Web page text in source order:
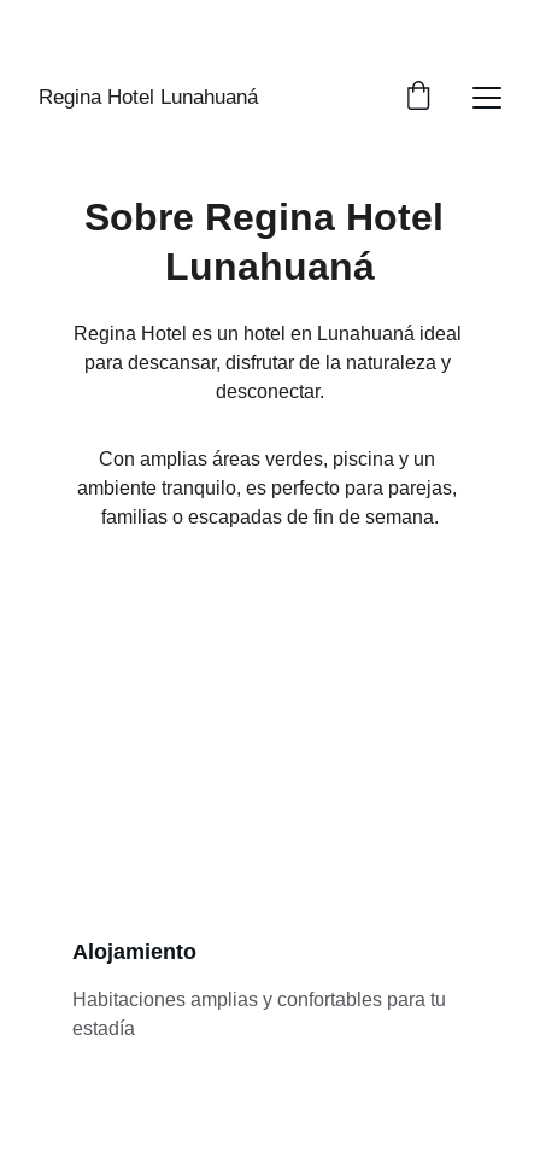
Regina Hotel Lunahuaná
Sobre Regina Hotel
Lunahuaná
Regina Hotel es un hotel en Lunahuaná ideal
para descansar, disfrutar de la naturaleza y
desconectar.
Con amplias áreas verdes, piscina y un
ambiente tranquilo, es perfecto para parejas,
familias o escapadas de fin de semana.
Alojamiento
Habitaciones amplias y confortables para tu
estadía